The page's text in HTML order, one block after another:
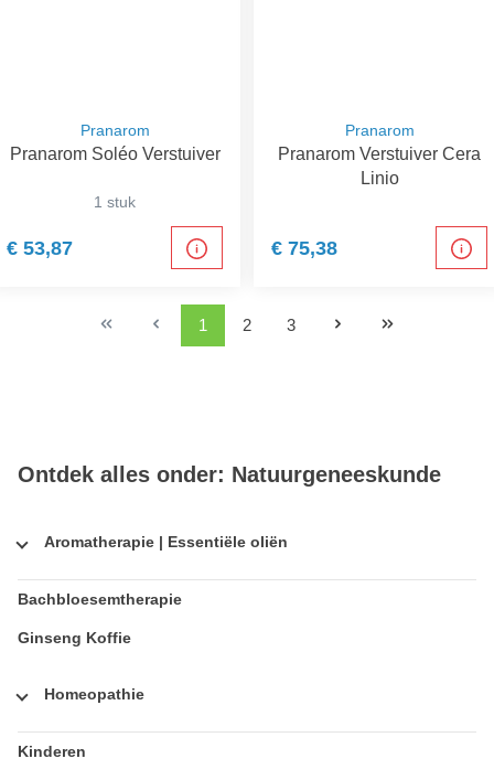
Pranarom
Pranarom Soléo Verstuiver
1 stuk
€ 53,87
Pranarom
Pranarom Verstuiver Cera
Linio
€ 75,38
1 2 3
Ontdek alles onder: Natuurgeneeskunde
Aromatherapie | Essentiële oliën
Bachbloesemtherapie
Ginseng Koffie
Homeopathie
Kinderen